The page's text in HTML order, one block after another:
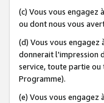
(c) Vous vous engagez
ou dont nous vous
(d) Vous vous
donnerait l'impression
service, toute partie ou
Programme).
(e) Vous vous engagez